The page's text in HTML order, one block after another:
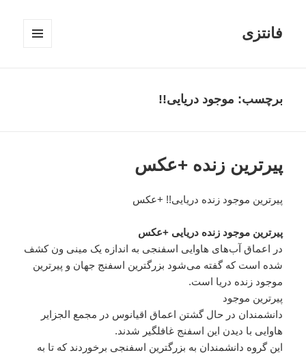
فانتزی
برچسب: موجود دریایی!!
پیرترین زنده +عکس
پیرترین موجود زنده دریایی!! +عکس
پیرترین موجود زنده دریایی +عکس
در اعماق آب‌های هاوایی اسفنجی به اندازه یک مینی ون کشف
شده است که گفته می‌شود بزرگترین اسفنج جهان و پیرترین
موجود زنده دریا است.
پیرترین موجود
دانشمندان در حال گشتن اعماق اقیانوس در مجمع الجزایر
هاوایی با دیدن این اسفنج غافلگیر شدند.
این گروه دانشمندان به بزرگترین اسفنجی برخوردند که تا به